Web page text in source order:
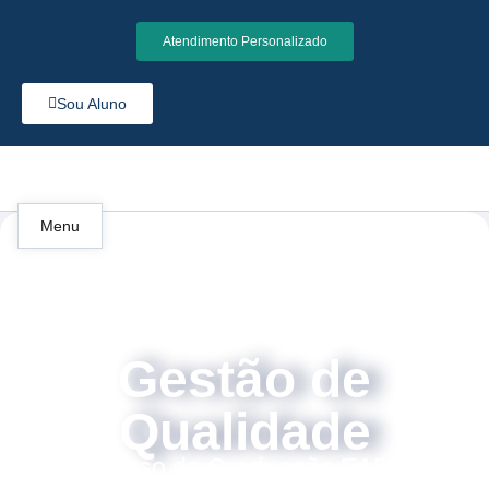
Atendimento Personalizado
Sou Aluno
Menu
Gestão de
Qualidade
Curso de Graduação EAD